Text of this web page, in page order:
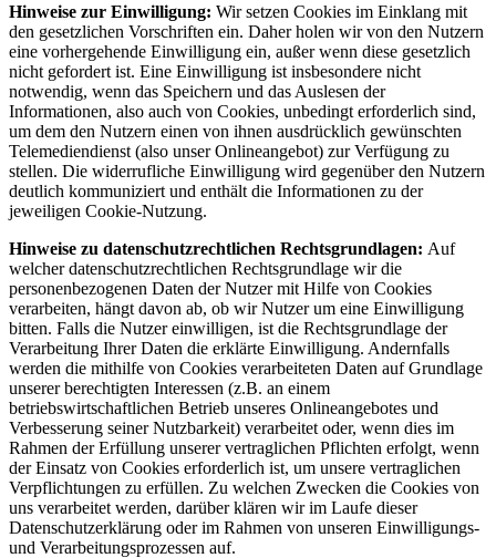
Hinweise zur Einwilligung: Wir setzen Cookies im Einklang mit
den gesetzlichen Vorschriften ein. Daher holen wir von den Nutzern
eine vorhergehende Einwilligung ein, außer wenn diese gesetzlich
nicht gefordert ist. Eine Einwilligung ist insbesondere nicht
notwendig, wenn das Speichern und das Auslesen der
Informationen, also auch von Cookies, unbedingt erforderlich sind,
um dem den Nutzern einen von ihnen ausdrücklich gewünschten
Telemediendienst (also unser Onlineangebot) zur Verfügung zu
stellen. Die widerrufliche Einwilligung wird gegenüber den Nutzern
deutlich kommuniziert und enthält die Informationen zu der
jeweiligen Cookie-Nutzung.
Hinweise zu datenschutzrechtlichen Rechtsgrundlagen: Auf
welcher datenschutzrechtlichen Rechtsgrundlage wir die
personenbezogenen Daten der Nutzer mit Hilfe von Cookies
verarbeiten, hängt davon ab, ob wir Nutzer um eine Einwilligung
bitten. Falls die Nutzer einwilligen, ist die Rechtsgrundlage der
Verarbeitung Ihrer Daten die erklärte Einwilligung. Andernfalls
werden die mithilfe von Cookies verarbeiteten Daten auf Grundlage
unserer berechtigten Interessen (z.B. an einem
betriebswirtschaftlichen Betrieb unseres Onlineangebotes und
Verbesserung seiner Nutzbarkeit) verarbeitet oder, wenn dies im
Rahmen der Erfüllung unserer vertraglichen Pflichten erfolgt, wenn
der Einsatz von Cookies erforderlich ist, um unsere vertraglichen
Verpflichtungen zu erfüllen. Zu welchen Zwecken die Cookies von
uns verarbeitet werden, darüber klären wir im Laufe dieser
Datenschutzerklärung oder im Rahmen von unseren Einwilligungs-
und Verarbeitungsprozessen auf.